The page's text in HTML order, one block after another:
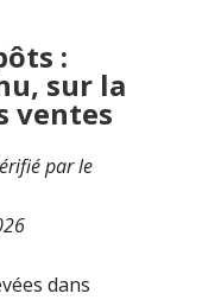
:
sur la
ventes
par le
dans